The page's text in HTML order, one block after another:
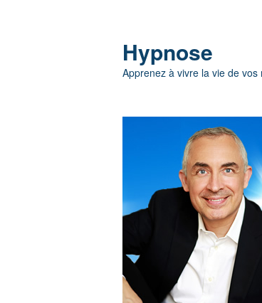
Hypnose
Apprenez à vivre la vie de vos